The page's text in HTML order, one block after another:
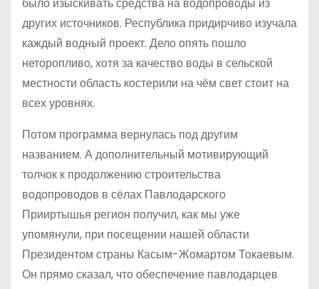
было изыскивать средства на водопроводы из
других источников. Республика придирчиво изучала
каждый водный проект. Дело опять пошло
неторопливо, хотя за качество воды в сельской
местности область костерили на чём свет стоит на
всех уровнях.
Потом программа вернулась под другим
названием. А дополнительный мотивирующий
толчок к продолжению строительства
водопроводов в сёлах Павлодарского
Прииртышья регион получил, как мы уже
упомянули, при посещении нашей области
Президентом страны Касым-Жомартом Токаевым.
Он прямо сказал, что обеспечение павлодарцев